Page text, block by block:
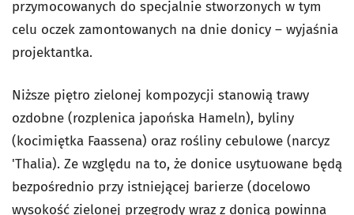
przymocowanych do specjalnie stworzonych w tym
celu oczek zamontowanych na dnie donicy – wyjaśnia
projektantka.
Niższe piętro zielonej kompozycji stanowią trawy
ozdobne (rozplenica japońska Hameln), byliny
(kocimiętka Faassena) oraz rośliny cebulowe (narcyz
'Thalia). Ze względu na to, że donice usytuowane będą
bezpośrednio przy istniejącej barierze (docelowo
wysokość zielonej przegrody wraz z donicą powinna